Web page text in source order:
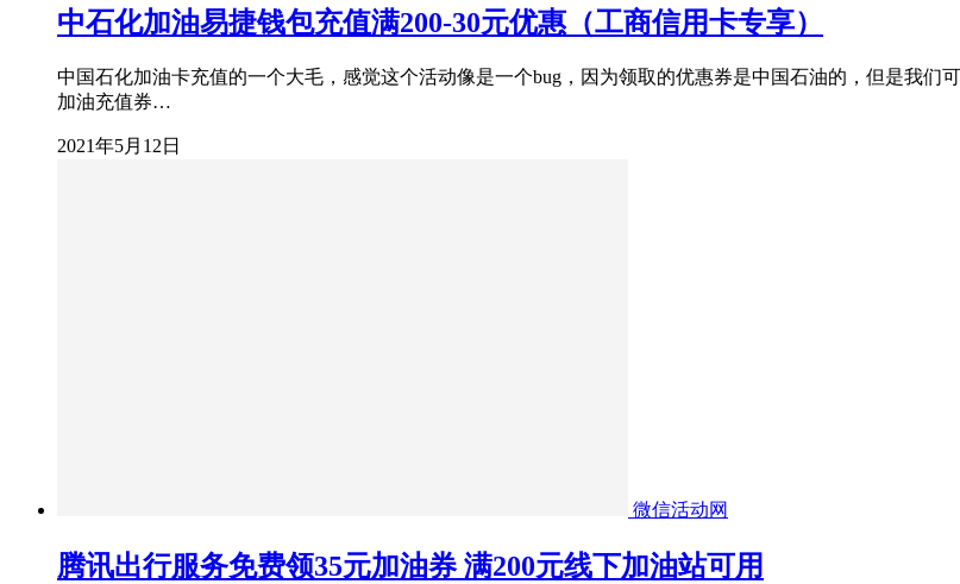
中石化加油易捷钱包充值满200-30元优惠（工商信用卡专享）
中国石化加油卡充值的一个大毛，感觉这个活动像是一个bug，因为领取的优惠券是中国石油的，但是我们
加油充值券…
2021年5月12日
微信活动网
腾讯出行服务免费领35元加油券 满200元线下加油站可用